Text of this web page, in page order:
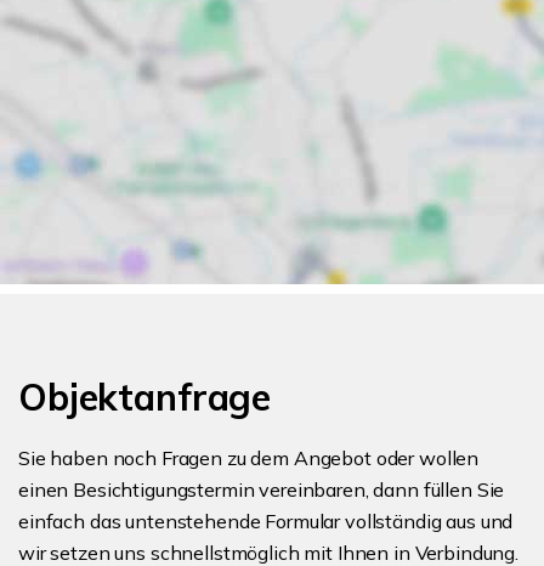
Objektanfrage
Sie haben noch Fragen zu dem Angebot oder wollen
einen Besichtigungstermin vereinbaren, dann füllen Sie
einfach das untenstehende Formular vollständig aus und
wir setzen uns schnellstmöglich mit Ihnen in Verbindung.